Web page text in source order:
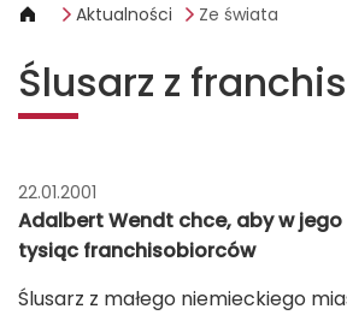
Aktualności Ze świata
Ślusarz z
22.01.2001
Adalbert Wendt chce, aby w
tysiąc franchisobiorców
Ślusarz z małego niemieckiego